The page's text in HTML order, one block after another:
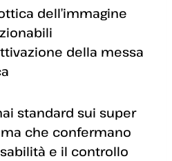
dell’immagine
della messa
standard sui super
che confermano
e il controllo